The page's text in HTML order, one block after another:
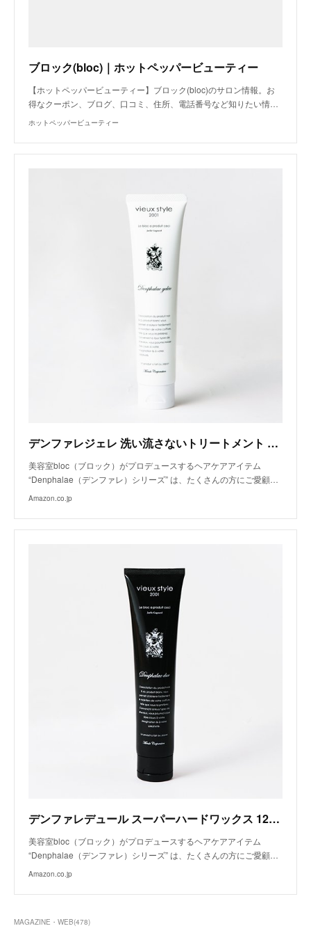
ブロック(bloc)｜ホットペッパービューティー
【ホットペッパービューティー】ブロック(bloc)のサロン情報。お
得なクーポン、ブログ、口コミ、住所、電話番号など知りたい情…
ホットペッパービューティー
デンファレジェレ 洗い流さないトリートメント 120ｇ
美容室bloc（ブロック）がプロデュースするヘアケアアイテム
“Denphalae（デンファレ）シリーズ” は、たくさんの方にご愛顧…
Amazon.co.jp
デンファレデュール スーパーハードワックス 120ｇ
美容室bloc（ブロック）がプロデュースするヘアケアアイテム
“Denphalae（デンファレ）シリーズ” は、たくさんの方にご愛顧…
Amazon.co.jp
MAGAZINE・WEB(478)